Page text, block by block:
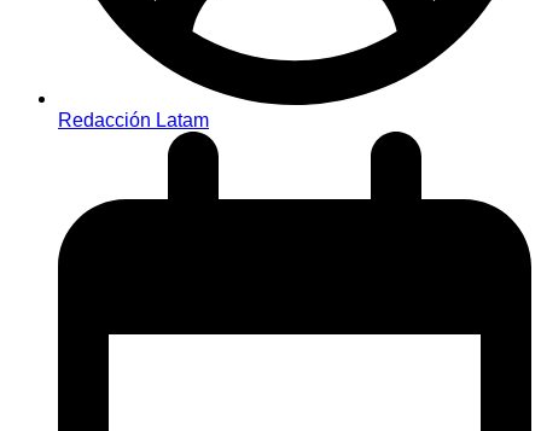
Redacción Latam